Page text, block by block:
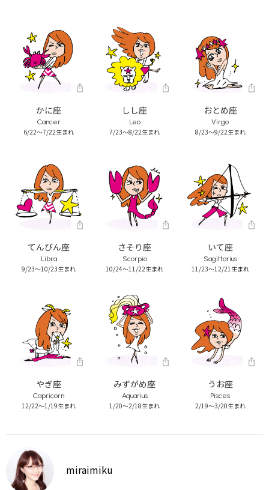
かに座
Cancer
6/22～7/22生まれ
しし座
Leo
7/23～8/22生まれ
おとめ座
Virgo
8/23～9/22生まれ
てんびん座
Libra
9/23～10/23生まれ
さそり座
Scorpio
10/24～11/22生まれ
いて座
Sagittarius
11/23～12/21生まれ
やぎ座
Capricorn
12/22～1/19生まれ
みずがめ座
Aquarius
1/20～2/18生まれ
うお座
Pisces
2/19～3/20生まれ
miraimiku